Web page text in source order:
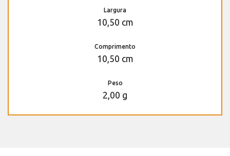
Largura
10,50 cm
Comprimento
10,50 cm
Peso
2,00 g